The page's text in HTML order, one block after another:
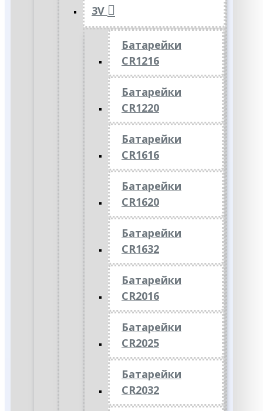
3V
Батарейки
CR1216
Батарейки
CR1220
Батарейки
CR1616
Батарейки
CR1620
Батарейки
CR1632
Батарейки
CR2016
Батарейки
CR2025
Батарейки
CR2032